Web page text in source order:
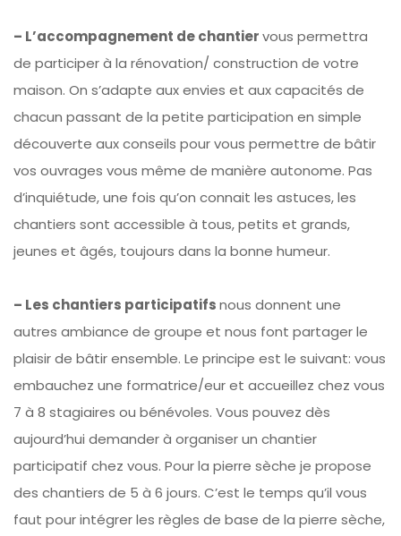
– L’accompagnement de chantiervous permettra
de participer à la rénovation/ construction de votre
maison. On s’adapte aux envies et aux capacités de
chacun passant de la petite participation en simple
découverte aux conseils pour vous permettre de bâtir
vos ouvrages vous même de manière autonome. Pas
d’inquiétude, une fois qu’on connait les astuces, les
chantiers sont accessible à tous, petits et grands,
jeunes et âgés, toujours dans la bonne humeur.
– Les chantiers participatifsnous donnent une
autres ambiance de groupe et nous font partager le
plaisir de bâtir ensemble. Le principe est le suivant: vous
embauchez une formatrice/eur et accueillez chez vous
7 à 8 stagiaires ou bénévoles. Vous pouvez dès
aujourd’hui demander à organiser un chantier
participatif chez vous. Pour la pierre sèche je propose
des chantiers de 5 à 6 jours. C’est le temps qu’il vous
faut pour intégrer les règles de base de la pierre sèche,